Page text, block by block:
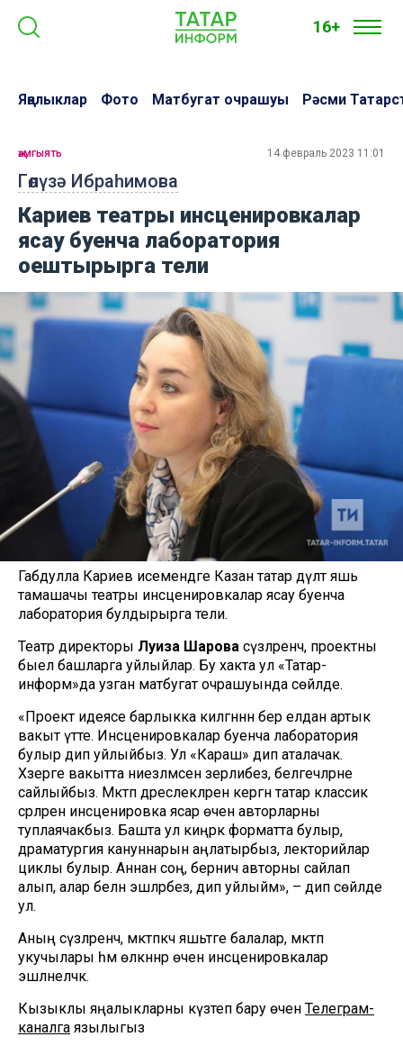
16+
Яңалыклар Фото Матбугат очрашуы Рәсми
Гөлүзә Ибраһимова
җәмгыять 14 февраль 2023 11:01
Кариев театры инсценировкалар
ясау буенча лаборатория
оештырырга тели
Габдулла Кариев исемендәге Казан татар дәүләт яшь
тамашачы театры инсценировкалар ясау буенча
лаборатория булдырырга тели.
Театр директоры Луиза Шарова сүзләренчә, проектны
быел башларга уйлыйлар. Бу хакта ул «Татар-
информ»да узган матбугат очрашуында сөйләде.
«Проект идеясе барлыкка килгәннән бер елдан артык
вакыт үтте. Инсценировкалар буенча лаборатория
булыр дип уйлыйбыз. Ул «Караш» дип аталачак.
Хәзерге вакытта ниезләмәсен әзерлибез, белгечләрне
сайлыйбыз. Мәктәп дәреслекләренә кергән татар классик
әсәрләренә инсценировка ясар өчен авторларны
туплаячакбыз. Башта ул киңрәк форматта булыр,
драматургия кануннарын аңлатырбыз, лекторийлар
циклы булыр. Аннан соң, берничә авторны сайлап
алып, алар белән эшләрбез, дип уйлыйм», – дип сөйләде
ул.
Аның сүзләренчә, мәктәпкәчә яшьтәге балалар, мәктәп
укучылары һәм өлкәннәр өчен инсценировкалар
эшләнеләчәк.
Кызыклы яңалыкларны күзәтеп бару өчен Телеграм-
каналга язылыгыз